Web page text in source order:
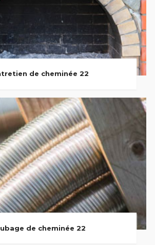
de cheminée 22
de cheminée 22